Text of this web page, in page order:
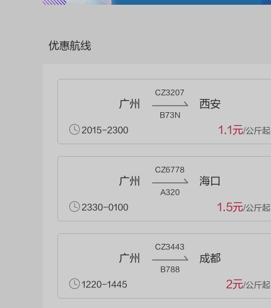
优惠航线
广州
CZ3207
B73N
西安
2015-2300 1.1元/公斤起
广州
CZ6778
A320
海口
2330-0100 1.5元/公斤起
广州
CZ3443
B788
成都
1220-1445 2元/公斤起